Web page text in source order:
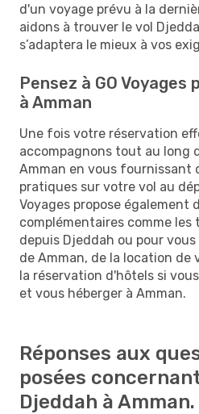
d'un voyage prévu à la
aidons à trouver le vol
s’adaptera le mieux à vos
Pensez à GO
à Amman
Une fois votre réservation
accompagnons tout au long
Amman en vous fournissant
pratiques sur votre vol au
Voyages propose également
complémentaires comme
depuis Djeddah ou pour
de Amman, de la location de
la réservation d'hôtels si
et vous héberger à Amman.
Réponses aux
posées
Djeddah à Amman.